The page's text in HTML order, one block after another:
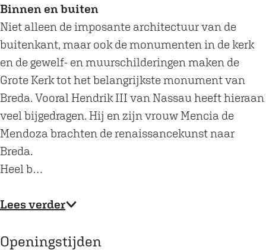
Binnen en buiten
Niet alleen de imposante architectuur van de
buitenkant, maar ook de monumenten in de kerk
en de gewelf- en muurschilderingen maken de
Grote Kerk tot het belangrijkste monument van
Breda. Vooral Hendrik III van Nassau heeft hieraan
veel bijgedragen. Hij en zijn vrouw Mencia de
Mendoza brachten de renaissancekunst naar
Breda.
Heel b…
Lees verder
Openingstijden